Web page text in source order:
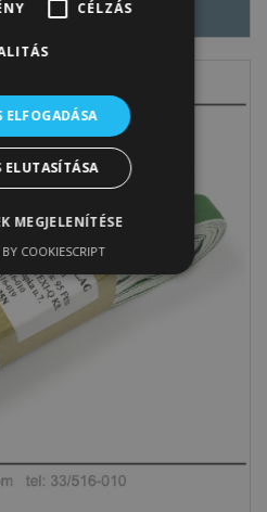
CÉLZÁS
ELFOGADÁSA
ELUTASÍTÁSA
MEGJELENÍTÉSE
COOKIESCRIPT